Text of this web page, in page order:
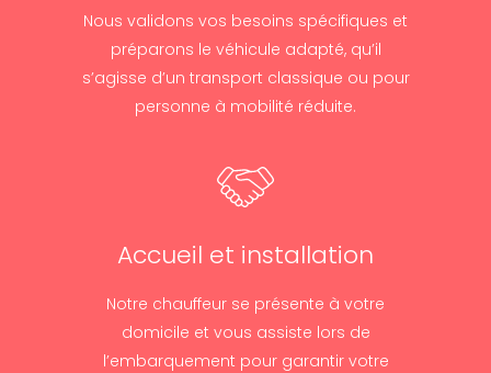
Nous validons vos besoins spécifiques et
préparons le véhicule adapté, qu’il
s’agisse d’un transport classique ou pour
personne à mobilité réduite.
Accueil et installation
Notre chauffeur se présente à votre
domicile et vous assiste lors de
l’embarquement pour garantir votre